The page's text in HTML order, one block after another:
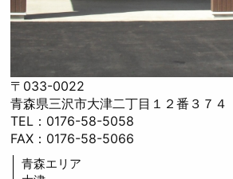
〒033-0022
青森県三沢市大津二丁目１２番３７４
TEL：0176-58-5058
FAX：0176-58-5066
青森エリア